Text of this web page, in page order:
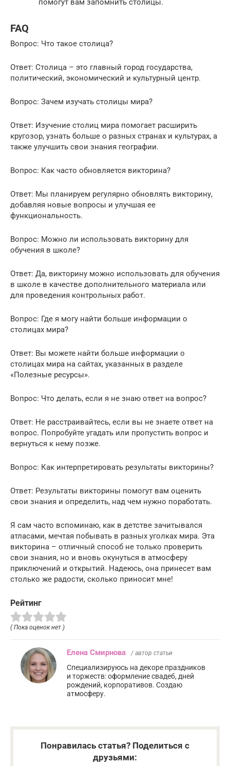
помогут вам запомнить столицы.
FAQ
Вопрос: Что такое столица?
Ответ: Столица – это главный город государства,
политический, экономический и культурный центр.
Вопрос: Зачем изучать столицы мира?
Ответ: Изучение столиц мира помогает расширить
кругозор, узнать больше о разных странах и культурах, а
также улучшить свои знания географии.
Вопрос: Как часто обновляется викторина?
Ответ: Мы планируем регулярно обновлять викторину,
добавляя новые вопросы и улучшая ее
функциональность.
Вопрос: Можно ли использовать викторину для
обучения в школе?
Ответ: Да, викторину можно использовать для обучения
в школе в качестве дополнительного материала или
для проведения контрольных работ.
Вопрос: Где я могу найти больше информации о
столицах мира?
Ответ: Вы можете найти больше информации о
столицах мира на сайтах, указанных в разделе
«Полезные ресурсы».
Вопрос: Что делать, если я не знаю ответ на вопрос?
Ответ: Не расстраивайтесь, если вы не знаете ответ на
вопрос. Попробуйте угадать или пропустить вопрос и
вернуться к нему позже.
Вопрос: Как интерпретировать результаты викторины?
Ответ: Результаты викторины помогут вам оценить
свои знания и определить, над чем нужно поработать.
Я сам часто вспоминаю, как в детстве зачитывался
атласами, мечтая побывать в разных уголках мира. Эта
викторина – отличный способ не только проверить
свои знания, но и вновь окунуться в атмосферу
приключений и открытий. Надеюсь, она принесет вам
столько же радости, сколько приносит мне!
Рейтинг
( Пока оценок нет )
Елена Смирнова / автор статьи
Специализируюсь на декоре праздников
и торжеств: оформление свадеб, дней
рождений, корпоративов. Создаю
атмосферу.
Понравилась статья? Поделиться с
друзьями: